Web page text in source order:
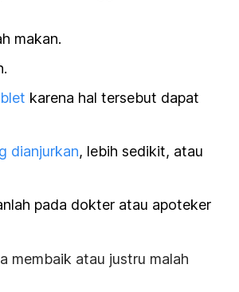
makan.
karena hal tersebut dapat
dianjurkan, lebih sedikit, atau
pada dokter atau apoteker
membaik atau justru malah